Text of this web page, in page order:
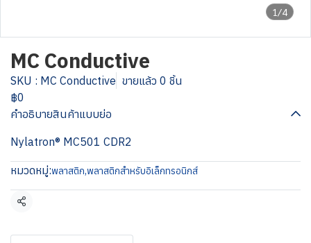
1/4
MC Conductive
SKU : MC Conductive ขายแล้ว 0 ชิ้น
฿0
คำอธิบายสินค้าแบบย่อ
Nylatron® MC501 CDR2
หมวดหมู่:พลาสติก,พลาสติกสำหรับอิเล็กทรอนิกส์
แชร์